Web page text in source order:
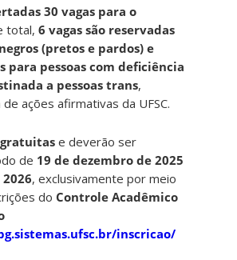
30 vagas para o
total,6 vagas são reservadas
(pretos e pardos) e
para pessoas com deficiência
a pessoas trans,
ações afirmativas da UFSC.
e deverão ser
de 19 de dezembro de 2025
, exclusivamente por meio
do Controle Acadêmico
inscricao/